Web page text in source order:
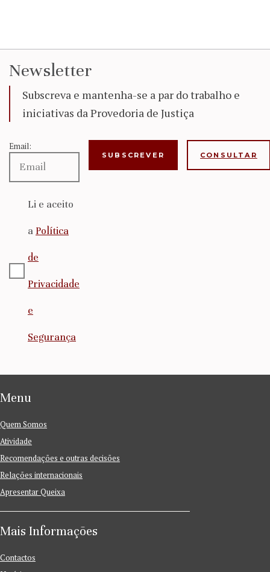
Newsletter
Subscreva e mantenha-se a par do trabalho e
iniciativas da Provedoria de Justiça
Email:
Li e aceito
a Política
de
Privacidade
e
Segurança
CONSULTAR
Menu
Quem Somos
Atividade
Recomendações e outras decisões
Relações internacionais
Apresentar Queixa
Mais Informações
Contactos